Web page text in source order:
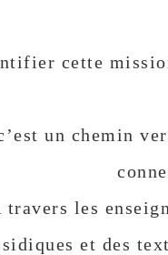
cette
un chemin
travers les
et des